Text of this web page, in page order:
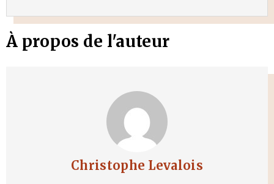
À propos de l'auteur
Christophe Levalois